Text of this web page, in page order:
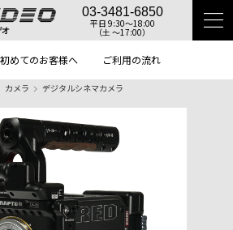
オ
03-3481-6850
平日 9:30〜18:00
（土 〜17:00）
初めてのお客様へ ご利用の流れ
カメラ デジタルシネマカメラ